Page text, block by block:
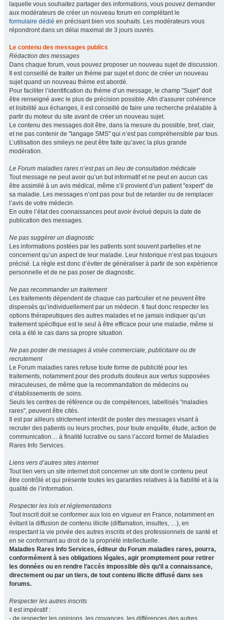
laquelle vous souhaitez partager des informations, vous pouvez demander
aux modérateurs de créer un nouveau forum en complétant le
formulaire dédié en précisant bien vos souhaits. Les modérateurs vous
répondront dans un délai maximal de 3 jours ouvrés.
Le contenu des messages publics
Rédaction des messages
Dans chaque forum, vous pouvez proposer un nouveau sujet de discussion.
Il est conseillé de traiter un thème par sujet et donc de créer un nouveau
sujet quand un nouveau thème est abordé.
Pour faciliter l’identification du thème d’un message, le champ "Sujet" doit
être renseigné avec le plus de précision possible. Afin d'assurer cohérence
et lisibilité aux échanges, il est conseillé de faire une recherche préalable à
partir du moteur du site avant de créer un nouveau sujet.
Le contenu des messages doit être, dans la mesure du possible, bref, clair,
et ne pas contenir de "langage SMS" qui n’est pas compréhensible par tous.
L’utilisation des smileys ne peut être faite qu’avec la plus grande
modération.
Le Forum maladies rares n’est pas un lieu de consultation médicale
Tout message ne peut avoir qu’un but informatif et ne peut en aucun cas
être assimilé à un avis médical, même s’il provient d’un patient "expert" de
sa maladie. Les messages n’ont pas pour but de retarder ou de remplacer
l’avis de votre médecin.
En outre l’état des connaissances peut avoir évolué depuis la date de
publication des messages.
Ne pas suggérer un diagnostic
Les informations postées par les patients sont souvent partielles et ne
concernent qu’un aspect de leur maladie. Leur historique n’est pas toujours
précisé. La règle est donc d’éviter de généraliser à partir de son expérience
personnelle et de ne pas poser de diagnostic.
Ne pas recommander un traitement
Les traitements dépendent de chaque cas particulier et ne peuvent être
dispensés qu’individuellement par un médecin. Il faut donc respecter les
options thérapeutiques des autres malades et ne jamais indiquer qu’un
traitement spécifique est le seul à être efficace pour une maladie, même si
cela a été le cas dans sa propre situation.
Ne pas poster de messages à visée commerciale, publicitaire ou de
recrutement
Le Forum maladies rares refuse toute forme de publicité pour les
traitements, notamment pour des produits douteux aux vertus supposées
miraculeuses, de même que la recommandation de médecins ou
d’établissements de soins.
Seuls les centres de référence ou de compétences, labellisés "maladies
rares", peuvent être cités.
Il est par ailleurs strictement interdit de poster des messages visant à
recruter des patients ou leurs proches, pour toute enquête, étude, action de
communication… à finalité lucrative ou sans l’accord formel de Maladies
Rares Info Services.
Liens vers d’autres sites internet
Tout lien vers un site internet doit concerner un site dont le contenu peut
être contrôlé et qui présente toutes les garanties relatives à la fiabilité et à la
qualité de l’information.
Respecter les lois et réglementations
Tout inscrit doit se conformer aux lois en vigueur en France, notamment en
évitant la diffusion de contenu illicite (diffamation, insultes, …), en
respectant la vie privée des autres inscrits et des professionnels de santé et
en se conformant au droit de la propriété intellectuelle.
Maladies Rares Info Services, éditeur du Forum maladies rares, pourra,
conformément à ses obligations légales, agir promptement pour retirer
les données ou en rendre l’accès impossible dès qu’il a connaissance,
directement ou par un tiers, de tout contenu illicite diffusé dans ses
forums.
Respecter les autres inscrits
Il est impératif :
- de respecter les opinions, les croyances, les différences des autres